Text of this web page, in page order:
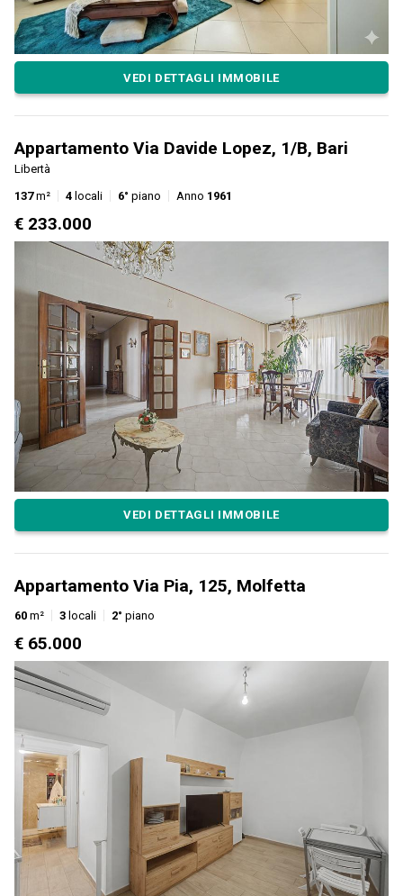
VEDI DETTAGLI IMMOBILE
Appartamento Via Davide Lopez, 1/B, Bari
Libertà
137m² 4 locali 6° piano Anno 1961
€ 233.000
VEDI DETTAGLI IMMOBILE
Appartamento Via Pia, 125, Molfetta
60 m² 3 locali 2° piano
€ 65.000